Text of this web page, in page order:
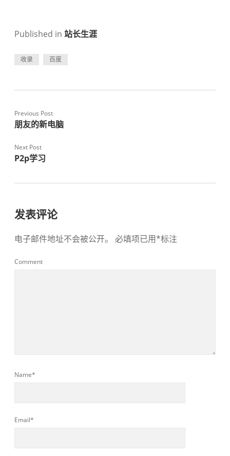
Published in 站长生涯
收录 百度
Previous Post
朋友的新电脑
Next Post
P2p学习
发表评论
电子邮件地址不会被公开。 必填项已用*标注
Comment
Name*
Email*